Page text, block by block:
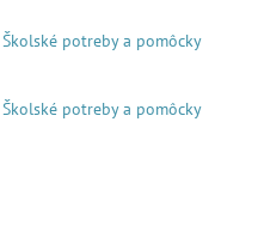
Školské potreby a pomôcky
Školské potreby a pomôcky